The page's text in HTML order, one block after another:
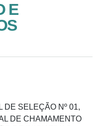
E
DE SELEÇÃO Nº 01,
DE CHAMAMENTO